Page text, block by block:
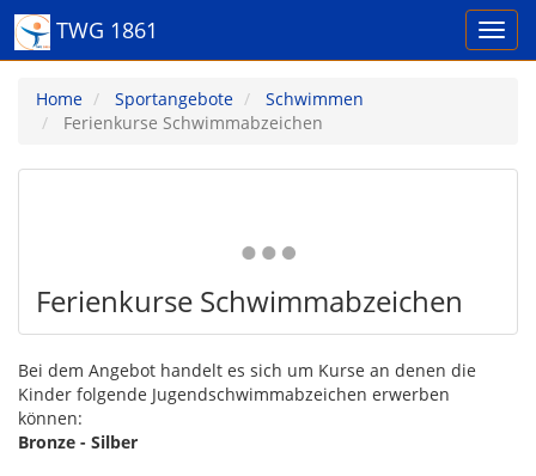
TWG 1861
Home Sportangebote
Schwimmen
Ferienkurse Schwimmabzeichen
Ferienkurse Schwimmabzeichen
Bei dem Angebot handelt es sich um Kurse an denen die
Kinder folgende Jugendschwimmabzeichen erwerben
können:
Bronze - Silber